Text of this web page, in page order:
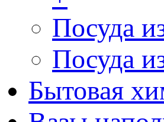
Посуда
Посуда
Бытовая